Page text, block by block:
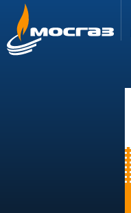
ГОРЯЧАЯ ЛИНИЯ
8 800 700 71 04